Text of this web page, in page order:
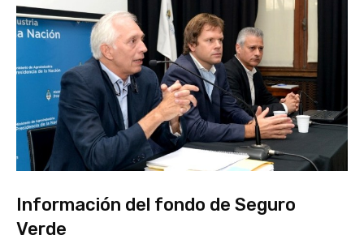
Información del fondo de Seguro
Verde